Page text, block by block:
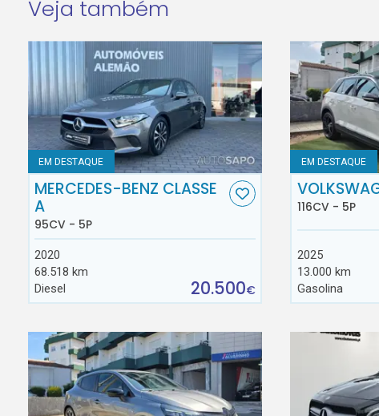
Veja também
EM DESTAQUE
MERCEDES-BENZ CLASSE
A
95CV - 5P
2020
68.518 km
Diesel
20.500€
EM DESTAQUE
116CV - 5P
2025
13.000 km
Gasolina